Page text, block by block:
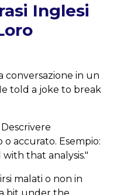
Inglesi
conversazione in un
told a joke to break
accurato. Esempio:
that analysis."
malati o non in